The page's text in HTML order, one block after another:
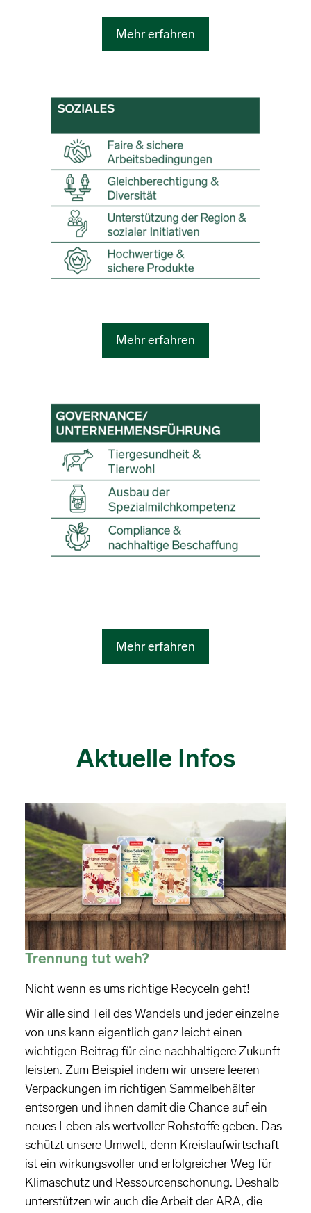
Mehr erfahren
Mehr erfahren
Mehr erfahren
Aktuelle Infos
Trennung tut weh?
Nicht wenn es ums richtige Recyceln geht!
Wir alle sind Teil des Wandels und jeder einzelne
von uns kann eigentlich ganz leicht einen
wichtigen Beitrag für eine nachhaltigere Zukunft
leisten. Zum Beispiel indem wir unsere leeren
Verpackungen im richtigen Sammelbehälter
entsorgen und ihnen damit die Chance auf ein
neues Leben als wertvoller Rohstoffe geben. Das
schützt unsere Umwelt, denn Kreislaufwirtschaft
ist ein wirkungsvoller und erfolgreicher Weg für
Klimaschutz und Ressourcenschonung. Deshalb
unterstützen wir auch die Arbeit der ARA, die